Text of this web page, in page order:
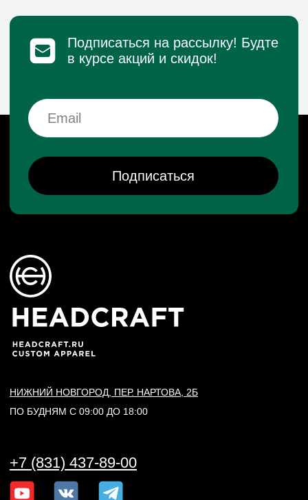
Согласие на обработку персональных данных
Договор оферты
© 2026 HEADCRAFT
Реквизиты
положениями Статьи 437 (2) Гражданского кодекса РФ.